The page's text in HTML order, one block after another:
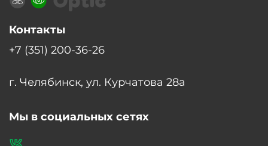
Контакты
+7 (351) 200-36-26
г. Челябинск, ул. Курчатова 28а
Мы в социальных сетях